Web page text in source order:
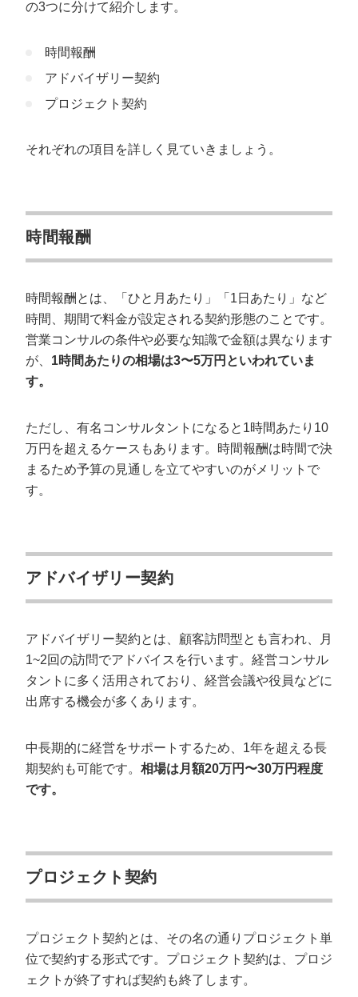
の3つに分けて紹介します。
時間報酬
アドバイザリー契約
プロジェクト契約
それぞれの項目を詳しく見ていきましょう。
時間報酬
時間報酬とは、「ひと月あたり」「1日あたり」など
時間、期間で料金が設定される契約形態のことです。
営業コンサルの条件や必要な知識で金額は異なります
が、 1時間あたりの相場は3〜5万円といわれていま
す。
ただし、有名コンサルタントになると1時間あたり10
万円を超えるケースもあります。時間報酬は時間で決
まるため予算の見通しを立てやすいのがメリットで
す。
アドバイザリー契約
アドバイザリー契約とは、顧客訪問型とも言われ、月
1~2回の訪問でアドバイスを行います。経営コンサル
タントに多く活用されており、経営会議や役員などに
出席する機会が多くあります。
中長期的に経営をサポートするため、1年を超える長
期契約も可能です。 相場は月額20万円〜30万円程度
です。
プロジェクト契約
プロジェクト契約とは、その名の通りプロジェクト単
位で契約する形式です。プロジェクト契約は、プロジ
ェクトが終了すれば契約も終了します。